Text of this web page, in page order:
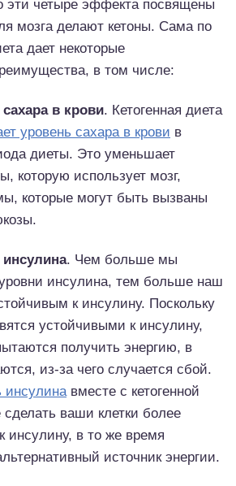
эти четыре эффекта посвящены
мозга делают кетоны. Сама по
дает некоторые
в том числе:
в крови. Кетогенная диета
уровень сахара в крови в
диеты. Это уменьшает
которую использует мозг,
которые могут быть вызваны
. Чем больше мы
инсулина, тем больше наш
к инсулину. Поскольку
устойчивыми к инсулину,
получить энергию, в
из-за чего случается сбой.
инсулинавместе с кетогенной
ваши клетки более
инсулину, в то же время
источник энергии.